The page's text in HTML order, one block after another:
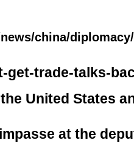
china/
get-trade-talks-
United States
at the